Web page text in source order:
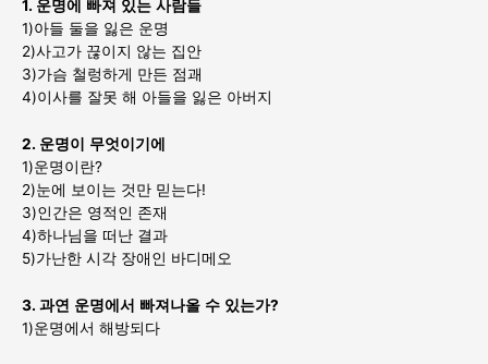
1. 운명에 빠져 있는 사람들
1)아들 둘을 잃은 운명
2)사고가 끊이지 않는 집안
3)가슴 철렁하게 만든 점괘
4)이사를 잘못 해 아들을 잃은 아버지
2. 운명이
무엇이기에
1)운명이란?
2)눈에 보이는 것만 믿는다!
3)인간은 영적인 존재
4)하나님을 떠난 결과
5)가난한 시각 장애인 바디메오
3. 과연 운명에서 빠져나올 수 있는가?
1)운명에서 해방되다